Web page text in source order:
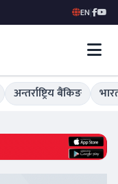
EN|
अन्तर्राष्ट्रिय बैंकिङ